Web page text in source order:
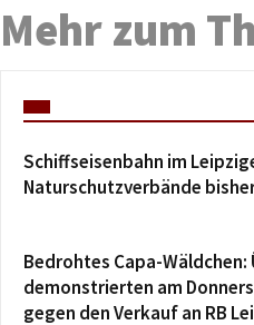
Mehr zum
Schiffseisenbahn im
Naturschutzverbände
Bedrohtes Capa-Wäldchen:
demonstrierten am
gegen den Verkauf an RB